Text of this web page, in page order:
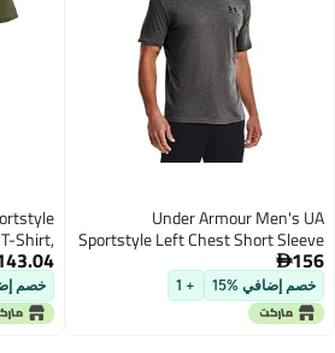
Under Armour Men's UA
Sportstyle Left Chest Short Sleeve
Shirt SM Gray
156
خصم إضافي %15 + 1
Shirt,
OD
خصم